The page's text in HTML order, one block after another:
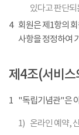
있다고 판단되
4
회원은 제1항의
사항을 정정하여
제4조(서비스
1 "독립기념관"은
1) 온라인 예약,